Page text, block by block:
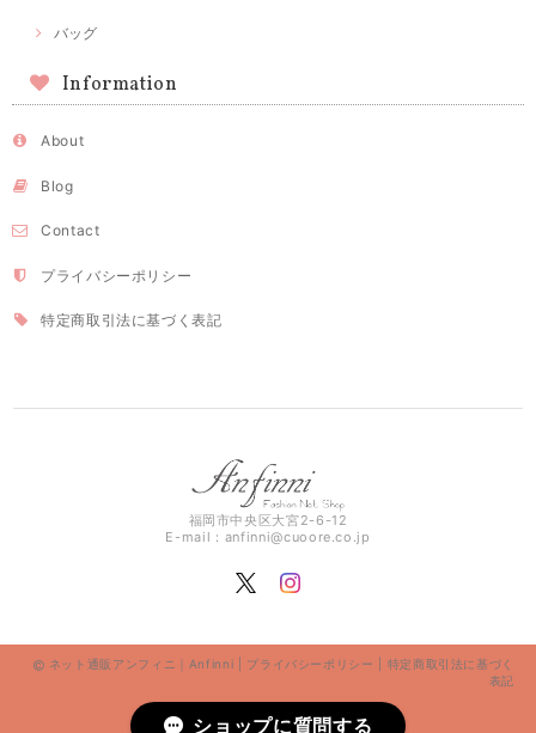
バッグ
Information
About
Blog
Contact
プライバシーポリシー
特定商取引法に基づく表記
福岡市中央区大宮2-6-12
E-mail： anfinni@cuoore.co.jp
ネット通販アンフィニ｜Anfinni | プライバシーポリシー
特定商取引法に基づく
表記
ショップに質問する